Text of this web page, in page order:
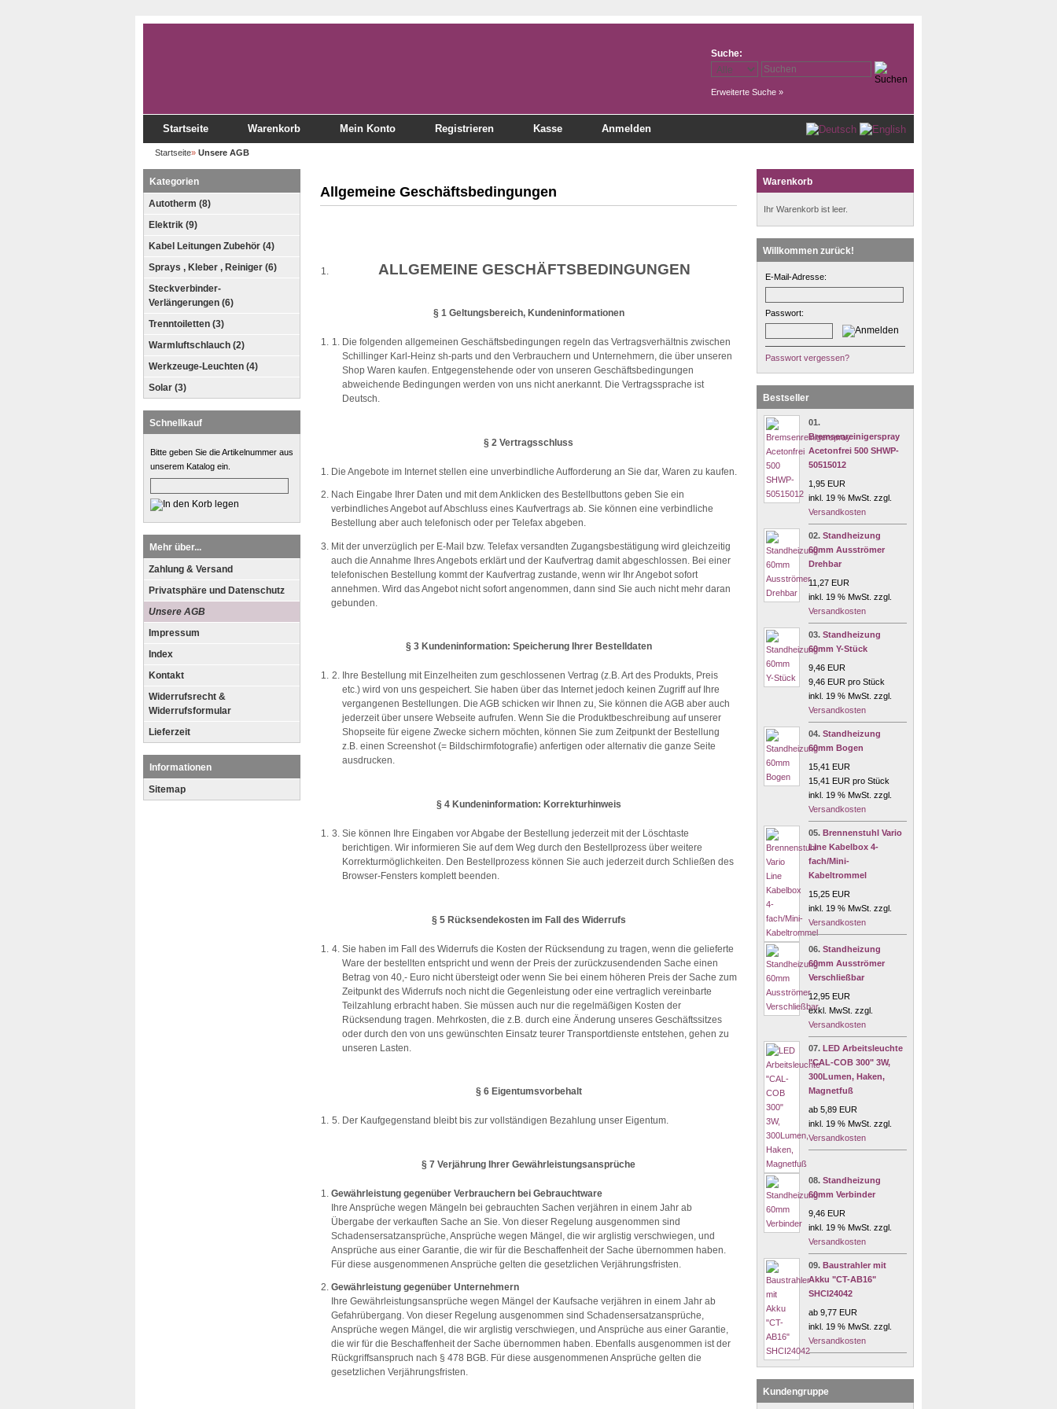
Suche:
Erweiterte Suche »
Startseite Warenkorb Mein Konto Registrieren Kasse Anmelden
Startseite» Unsere AGB
Kategorien
Autotherm (8)
Elektrik (9)
Kabel Leitungen Zubehör (4)
Sprays , Kleber , Reiniger (6)
Steckverbinder-
Verlängerungen (6)
Trenntoiletten (3)
Warmluftschlauch (2)
Werkzeuge-Leuchten (4)
Solar (3)
Schnellkauf
Bitte geben Sie die Artikelnummer aus
unserem Katalog ein.
Mehr über...
Zahlung & Versand
Privatsphäre und Datenschutz
Unsere AGB
Impressum
Index
Kontakt
Widerrufsrecht &
Widerrufsformular
Lieferzeit
Informationen
Sitemap
Allgemeine Geschäftsbedingungen
ALLGEMEINE GESCHÄFTSBEDINGUNGEN
§ 1 Geltungsbereich, Kundeninformationen
Die folgenden allgemeinen Geschäftsbedingungen regeln das Vertragsverhältnis zwischen
Schillinger Karl-Heinz sh-parts und den Verbrauchern und Unternehmern, die über unseren
Shop Waren kaufen. Entgegenstehende oder von unseren Geschäftsbedingungen
abweichende Bedingungen werden von uns nicht anerkannt. Die Vertragssprache ist
Deutsch.
§ 2 Vertragsschluss
Die Angebote im Internet stellen eine unverbindliche Aufforderung an Sie dar, Waren zu kaufen.
Nach Eingabe Ihrer Daten und mit dem Anklicken des Bestellbuttons geben Sie ein
verbindliches Angebot auf Abschluss eines Kaufvertrags ab. Sie können eine verbindliche
Bestellung aber auch telefonisch oder per Telefax abgeben.
Mit der unverzüglich per E-Mail bzw. Telefax versandten Zugangsbestätigung wird gleichzeitig
auch die Annahme Ihres Angebots erklärt und der Kaufvertrag damit abgeschlossen. Bei einer
telefonischen Bestellung kommt der Kaufvertrag zustande, wenn wir Ihr Angebot sofort
annehmen. Wird das Angebot nicht sofort angenommen, dann sind Sie auch nicht mehr daran
gebunden.
§ 3 Kundeninformation: Speicherung Ihrer Bestelldaten
Ihre Bestellung mit Einzelheiten zum geschlossenen Vertrag (z.B. Art des Produkts, Preis
etc.) wird von uns gespeichert. Sie haben über das Internet jedoch keinen Zugriff auf Ihre
vergangenen Bestellungen. Die AGB schicken wir Ihnen zu, Sie können die AGB aber auch
jederzeit über unsere Webseite aufrufen. Wenn Sie die Produktbeschreibung auf unserer
Shopseite für eigene Zwecke sichern möchten, können Sie zum Zeitpunkt der Bestellung
z.B. einen Screenshot (= Bildschirmfotografie) anfertigen oder alternativ die ganze Seite
ausdrucken.
§ 4 Kundeninformation: Korrekturhinweis
Sie können Ihre Eingaben vor Abgabe der Bestellung jederzeit mit der Löschtaste
berichtigen. Wir informieren Sie auf dem Weg durch den Bestellprozess über weitere
Korrekturmöglichkeiten. Den Bestellprozess können Sie auch jederzeit durch Schließen des
Browser-Fensters komplett beenden.
§ 5 Rücksendekosten im Fall des Widerrufs
Sie haben im Fall des Widerrufs die Kosten der Rücksendung zu tragen, wenn die gelieferte
Ware der bestellten entspricht und wenn der Preis der zurückzusendenden Sache einen
Betrag von 40,- Euro nicht übersteigt oder wenn Sie bei einem höheren Preis der Sache zum
Zeitpunkt des Widerrufs noch nicht die Gegenleistung oder eine vertraglich vereinbarte
Teilzahlung erbracht haben. Sie müssen auch nur die regelmäßigen Kosten der
Rücksendung tragen. Mehrkosten, die z.B. durch eine Änderung unseres Geschäftssitzes
oder durch den von uns gewünschten Einsatz teurer Transportdienste entstehen, gehen zu
unseren Lasten.
§ 6 Eigentumsvorbehalt
Der Kaufgegenstand bleibt bis zur vollständigen Bezahlung unser Eigentum.
§ 7 Verjährung Ihrer Gewährleistungsansprüche
Gewährleistung gegenüber Verbrauchern bei Gebrauchtware
Ihre Ansprüche wegen Mängeln bei gebrauchten Sachen verjähren in einem Jahr ab
Übergabe der verkauften Sache an Sie. Von dieser Regelung ausgenommen sind
Schadensersatzansprüche, Ansprüche wegen Mängel, die wir arglistig verschwiegen, und
Ansprüche aus einer Garantie, die wir für die Beschaffenheit der Sache übernommen haben.
Für diese ausgenommenen Ansprüche gelten die gesetzlichen Verjährungsfristen.
Gewährleistung gegenüber Unternehmern
Ihre Gewährleistungsansprüche wegen Mängel der Kaufsache verjähren in einem Jahr ab
Gefahrübergang. Von dieser Regelung ausgenommen sind Schadensersatzansprüche,
Ansprüche wegen Mängel, die wir arglistig verschwiegen, und Ansprüche aus einer Garantie,
die wir für die Beschaffenheit der Sache übernommen haben. Ebenfalls ausgenommen ist der
Rückgriffsanspruch nach § 478 BGB. Für diese ausgenommenen Ansprüche gelten die
gesetzlichen Verjährungsfristen.
Warenkorb
Ihr Warenkorb ist leer.
Willkommen zurück!
E-Mail-Adresse:
Passwort:
Passwort vergessen?
Bestseller
01.
Bremsenreinigerspray
Acetonfrei 500 SHWP-
50515012
1,95 EUR
inkl. 19 % MwSt. zzgl.
Versandkosten
02. Standheizung
60mm Ausströmer
Drehbar
11,27 EUR
inkl. 19 % MwSt. zzgl.
Versandkosten
03. Standheizung
60mm Y-Stück
9,46 EUR
9,46 EUR pro Stück
inkl. 19 % MwSt. zzgl.
Versandkosten
04. Standheizung
60mm Bogen
15,41 EUR
15,41 EUR pro Stück
inkl. 19 % MwSt. zzgl.
Versandkosten
05. Brennenstuhl Vario
Line Kabelbox 4-
fach/Mini-
Kabeltrommel
15,25 EUR
inkl. 19 % MwSt. zzgl.
Versandkosten
06. Standheizung
60mm Ausströmer
Verschließbar
12,95 EUR
exkl. MwSt. zzgl.
Versandkosten
07. LED Arbeitsleuchte
"CAL-COB 300" 3W,
300Lumen, Haken,
Magnetfuß
ab 5,89 EUR
inkl. 19 % MwSt. zzgl.
Versandkosten
08. Standheizung
60mm Verbinder
9,46 EUR
inkl. 19 % MwSt. zzgl.
Versandkosten
09. Baustrahler mit
Akku "CT-AB16"
SHCI24042
ab 9,77 EUR
inkl. 19 % MwSt. zzgl.
Versandkosten
Kundengruppe